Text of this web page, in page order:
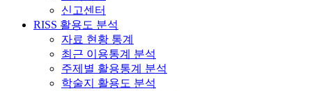
신고센터
RISS 활용도 분석
자료 현황 통계
최근 이용통계 분석
주제별 활용통계 분석
학술지 활용도 분석